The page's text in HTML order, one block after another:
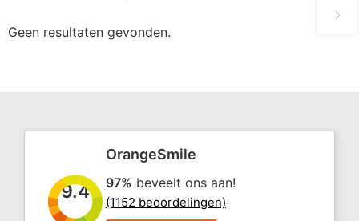
Geen resultaten gevonden.
9.4
OrangeSmile
97% beveelt ons aan!
(1152 beoordelingen)